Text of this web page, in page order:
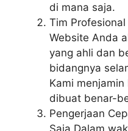
di mana saja.
Tim
Website Anda
yang ahli dan
bidangnya
Kami
dibuat benar-
Pengerjaan
Saja Dalam